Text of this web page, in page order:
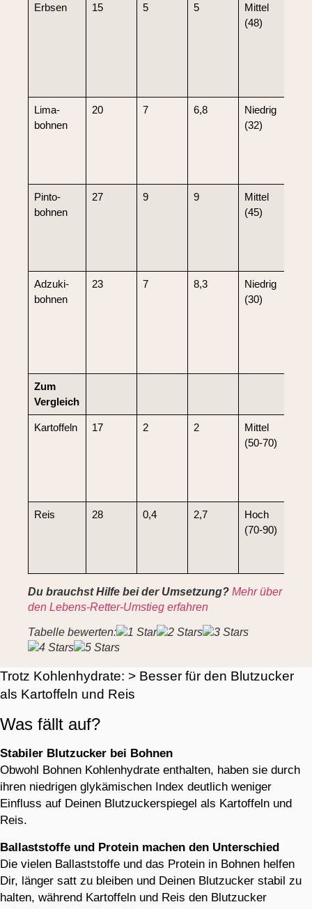
Erbsen 15 5 5
Mittel
(48)
Lima­
bohnen
20 7 6,8
Niedrig
(32)
Pinto­
bohnen
27 9 9
Mittel
(45)
Adzuki­
bohnen
23 7 8,3
Niedrig
(30)
Zum
Vergleich
Kartof­feln 17 2 2
Mittel
(50-70)
Reis 28 0,4 2,7
Hoch
(70-90)
Du brauchst Hilfe bei der Umsetzung? Mehr über
den Lebens-Retter-Umstieg erfahren
Tabelle bewerten:
Trotz Kohlenhydrate: > Besser für den Blutzucker
als Kartoffeln und Reis
Was fällt auf?
Stabiler Blutzucker bei Bohnen
Obwohl Bohnen Kohlenhydrate enthalten, haben sie durch
ihren niedrigen glykämischen Index deutlich weniger
Einfluss auf Deinen Blutzuckerspiegel als Kartoffeln und
Reis.
Ballaststoffe und Protein machen den Unterschied
Die vielen Ballaststoffe und das Protein in Bohnen helfen
Dir, länger satt zu bleiben und Deinen Blutzucker stabil zu
halten, während Kartoffeln und Reis den Blutzucker